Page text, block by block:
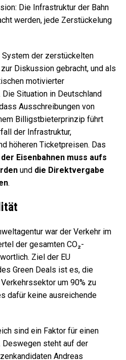
Die Infrastruktur der Bahn
werden, jede Zerstückelung
System der zerstückelten
Diskussion gebracht, und als
motivierter
Situation in Deutschland
Ausschreibungen von
Billigstbieterprinzip führt
der Infrastruktur,
höheren Ticketpreisen. Das
Eisenbahnen muss aufs
und die Direktvergabe
.
war der Verkehr im
der gesamten CO₂-
Ziel der EU
Green Deals ist es, die
um 90% zu
dafür keine ausreichende
sind ein Faktor für einen
Deswegen steht auf der
Andreas